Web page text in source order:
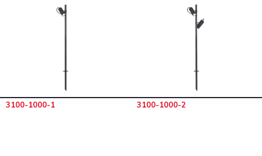
3100-1000-1 3100-1000-2